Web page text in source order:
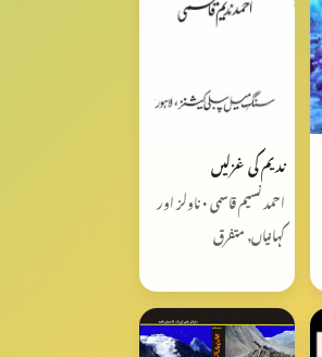
ندیم کی غزلیں
احمد نسیم قاسمی • ناولز اور
کہانیاں, متفرق